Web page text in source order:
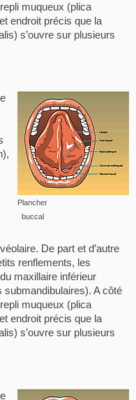
muqueux (plica
endroit précis que la
s’ouvre sur plusieurs
Plancher
buccal
De part et d’autre
renflements, les
maxillaire inférieur
submandibulaires). A côté
muqueux (plica
endroit précis que la
s’ouvre sur plusieurs